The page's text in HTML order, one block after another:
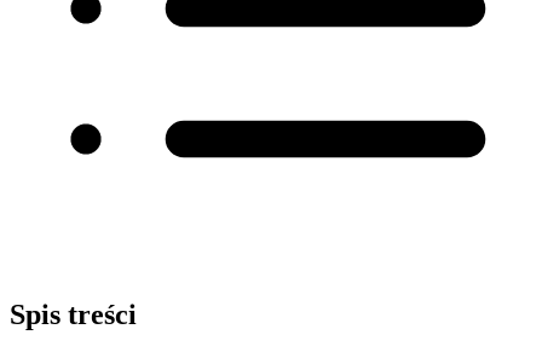
Spis treści